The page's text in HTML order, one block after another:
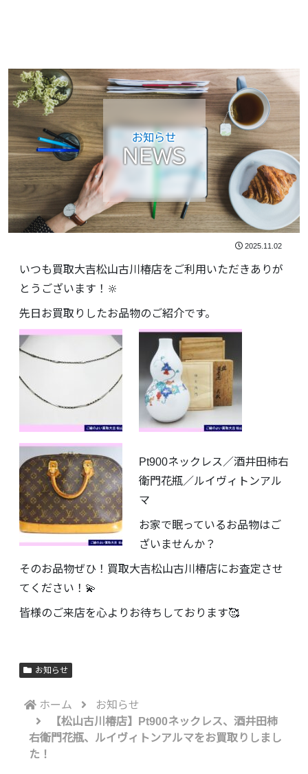
お知らせ
NEWS
2025.11.02
いつも買取大吉松山古川椿店をご利用いただきありが
とうございます！🔆
先日お買取りしたお品物のご紹介です。
Pt900ネックレス／酒井田柿右
衛門花瓶／ルイヴィトンアル
マ
お家で眠っているお品物はご
ざいませんか？
そのお品物ぜひ！買取大吉松山古川椿店にお査定させ
てください！💫
皆様のご来店を心よりお待ちしております🥰
お知らせ
ホーム
お知らせ
【松山古川椿店】Pt900ネックレス、酒井田柿
右衛門花瓶、ルイヴィトンアルマをお買取りしまし
た！